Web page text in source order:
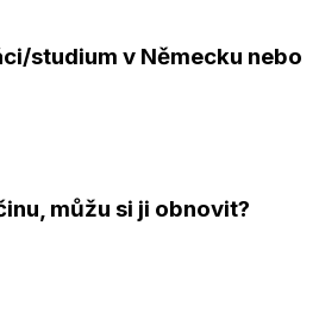
studium v Německu nebo
můžu si ji obnovit?